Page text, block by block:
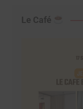
Le Café